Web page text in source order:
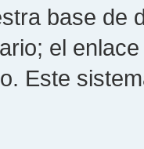
base de
el
Este